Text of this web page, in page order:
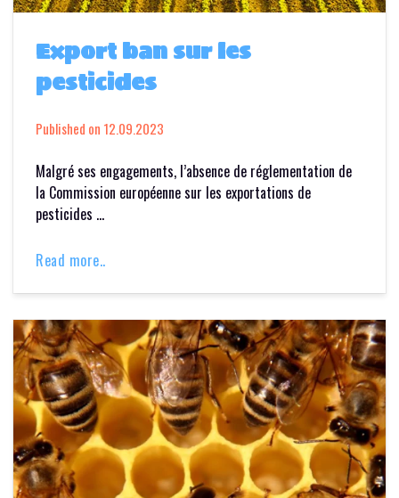
Export ban sur les
pesticides
Published on 12.09.2023
Malgré ses engagements, l’absence de réglementation de
la Commission européenne sur les exportations de
pesticides …
Read more..